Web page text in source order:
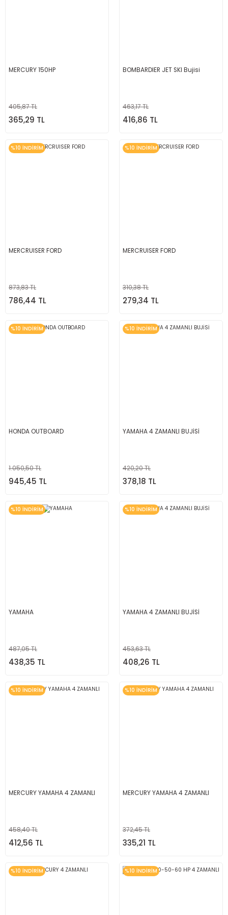
MERCURY 150HP
405,87 TL
365,29 TL
BOMBARDIER JET SKI Bujisi
463,17 TL
416,86 TL
%10 İNDİRİM
MERCRUISER FORD
873,83 TL
786,44 TL
%10 İNDİRİM
MERCRUISER FORD
310,38 TL
279,34 TL
%10 İNDİRİM
HONDA OUTBOARD
1.050,50 TL
945,45 TL
%10 İNDİRİM
YAMAHA 4 ZAMANLI BUJİSİ
420,20 TL
378,18 TL
%10 İNDİRİM
YAMAHA
487,05 TL
438,35 TL
%10 İNDİRİM
YAMAHA 4 ZAMANLI BUJİSİ
453,63 TL
408,26 TL
%10 İNDİRİM
MERCURY YAMAHA 4 ZAMANLI
458,40 TL
412,56 TL
%10 İNDİRİM
MERCURY YAMAHA 4 ZAMANLI
372,45 TL
335,21 TL
%10 İNDİRİM %10 İNDİRİM